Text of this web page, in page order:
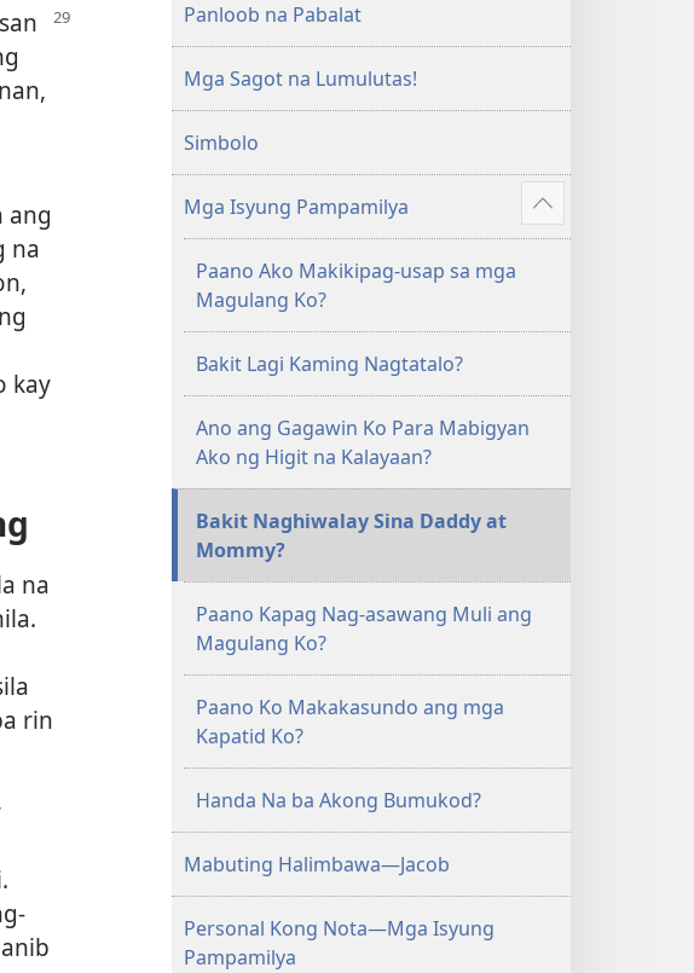
ang
na
kay
na
rin
ng
mga
—
Mga
Sagot
na
Lumulutas,
Panloob na Pabalat
Mga Sagot na Lumulutas!
Simbolo
Mga Isyung Pampamilya
Ipakita
ang
Paano Ako Makikipag-usap sa mga
Magulang Ko?
Bakit Lagi Kaming Nagtatalo?
Ano ang Gagawin Ko Para Mabigyan
Ako ng Higit na Kalayaan?
Bakit Naghiwalay Sina Daddy at
Mommy?
Paano Kapag Nag-asawang Muli ang
Magulang Ko?
Paano Ko Makakasundo ang mga
Kapatid Ko?
Handa Na ba Akong Bumukod?
Mabuting Halimbawa—Jacob
Personal Kong Nota—Mga Isyung
Pampamilya